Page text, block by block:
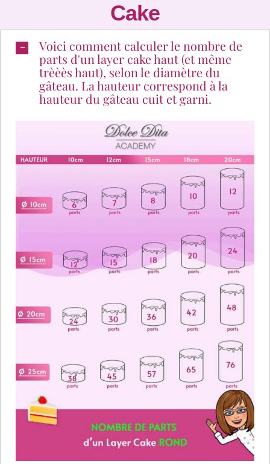
Cake
Voici comment calculer le nombre de
parts d'un layer cake haut (et même
trèèès haut), selon le diamètre du
gâteau. La hauteur correspond à la
hauteur du gâteau cuit et garni.